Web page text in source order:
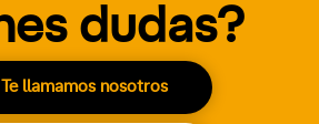
dudas?
Te llamamos nosotros